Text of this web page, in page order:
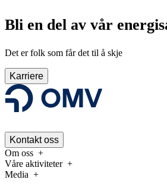
Bli en del av vår
Det er folk som får det til å skje
Karriere
Kontakt oss
Om oss
Våre aktiviteter
Media